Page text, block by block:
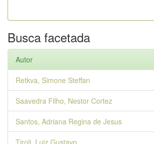
Busca facetada
Autor
Retkva, Simone Steffan
Saavedra Filho, Nestor Cortez
Santos, Adriana Regina de Jesus
Tiroli, Luiz Gustavo